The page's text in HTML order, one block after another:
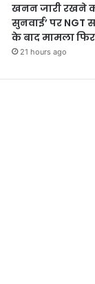
खनन जारी रखने
सुनवाई’ पर NGT
के बाद मामला
21 hours ago